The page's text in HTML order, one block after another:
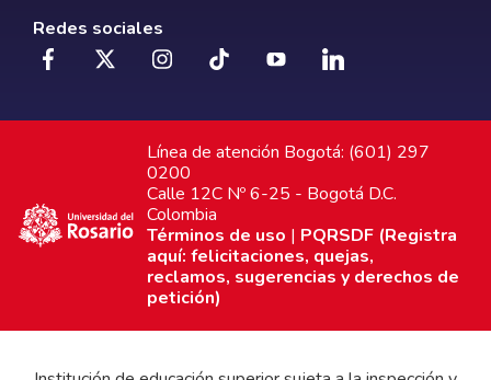
Redes sociales
Línea de atención Bogotá: (601) 297
0200
Calle 12C Nº 6-25 - Bogotá D.C.
Colombia
Términos de uso | PQRSDF (Registra
aquí: felicitaciones, quejas,
reclamos, sugerencias y derechos de
petición)